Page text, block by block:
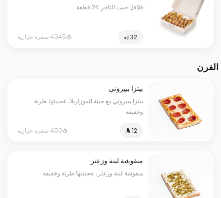
فلافل جيب التاجر 24 قطعة
⁨⁦‪‬ 32⁩ 4045 سعرة حرارية
الفرن
بيتزا ببيروني
بيتزا بيبروني مع جبنة الموزاريلا، عجينتها طريَة
وخفيفة.
⁨⁦‪‬ 12⁩ 450 سعرة حرارية
منقوشة لبنة وزعتر
منقوشة لبنة وزعتر، عجينتها طريَة وخفيفة.